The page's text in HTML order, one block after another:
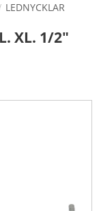
LEDNYCKLAR
XL. 1/2"